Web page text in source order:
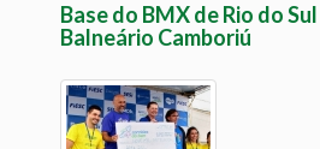
Base do BMX de Rio do
Balneário Camboriú